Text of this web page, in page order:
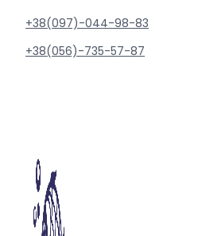
+38(097)-044-98-83
+38(056)-735-57-87